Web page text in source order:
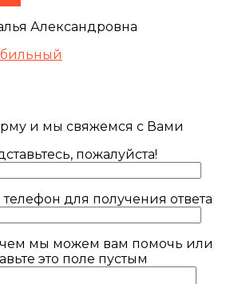
Александровна
и мы свяжемся с Вами
пожалуйста!
для получения ответа
чем мы можем вам помочь или
это поле пустым